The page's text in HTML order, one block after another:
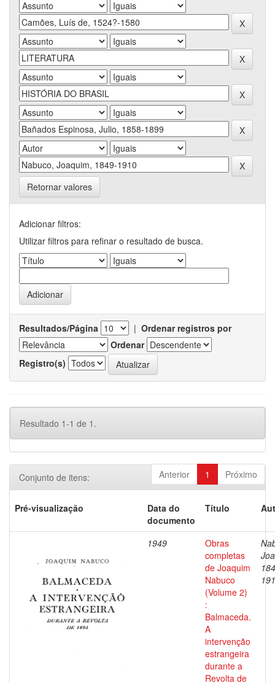
Retornar valores
Adicionar filtros:
Utilizar filtros para refinar o resultado de busca.
Resultados/Página | Ordenar registros por
Ordenar
Registro(s)
Resultado 1-1 de 1.
Anterior 1 Próximo
Conjunto de itens:
Pré-visualização
Data do
documento
Título
1949
Obras
completas
de Joaquim
Nabuco
(Volume 2)
:
Balmaceda.
A
intervenção
estrangeira
durante a
Revolta de